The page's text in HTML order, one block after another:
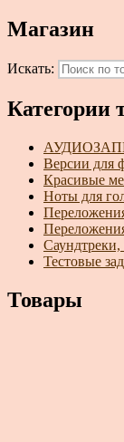
Магазин
Искать:
Категории
Версии для
Красивые
Ноты для
Тестовые
Товары